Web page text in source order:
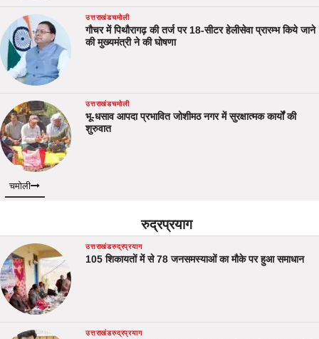
उत्तराखंडचमोली
गौचर में पिथौरागढ़ की तर्ज पर 18-सीटर हेलीसेवा प्रारम्भ किये जाने
की मुख्यमंत्री ने की घोषणा
उत्तराखंडचमोली
भू-धसाव आपदा प्रभावित जोशीमठ नगर में सुरक्षात्मक कार्यों की
शुरुवात
चमोली
रुद्रप्रयाग
उत्तराखंडरुद्रप्रयाग
105 शिकायतों में से 78 जनसमस्याओं का मौके पर हुआ समाधान
उत्तराखंडरुद्रप्रयाग